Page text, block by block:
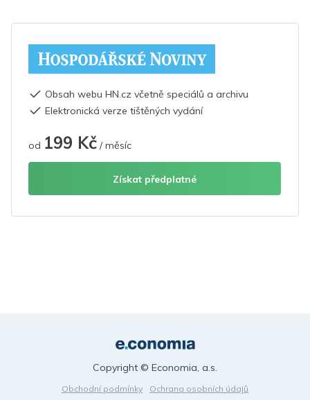
Obsah webu HN.cz včetně speciálů a archivu
Elektronická verze tištěných vydání
od 199 Kč / měsíc
Získat předplatné
Obchodní podmínky
Ochrana osobních údajů
Copyright © Economia, a.s.